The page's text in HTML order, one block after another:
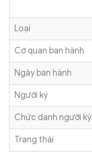
Loại
Cơ quan ban hành
Ngày ban hành
Người ký
Chức danh người ký
Trạng thái